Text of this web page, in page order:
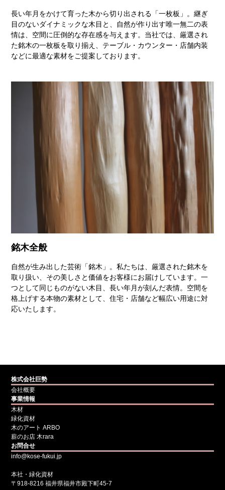
長い年月をかけて育った木から切り出される「一枚板」。継ぎ
目のないダイナミックな木目と、自然が作り出す唯一無二の表
情は、空間に圧倒的な存在感を与えます。当社では、厳選され
た銘木の一枚板を取り揃え、テーブル・カウンター・店舗内装
などに最適な素材をご提案しております。
銘木全般
自然が生み出した芸術「銘木」。私たちは、厳選された銘木を
取り扱い、その美しさと価値をお客様にお届けしています。一
つとして同じものがない木目、長い年月が刻んだ表情。空間を
格上げする本物の素材として、住宅・店舗など幅広い用途に対
応いたします。
株式会社巨勢
会社概要
事業情報
木材
緑化資材
木のアート ARBO
薪のお店 木rara
お問合せ
info@kose-fukui.jp
本社・緑化資材
〒918-8216 福井県福井市殿下町45-7